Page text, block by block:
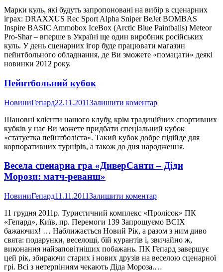
Марки куль, які будуть запропоновані на вибір в сценарних
іграх: DRAXXUS Rec Sport Alpha Sniper BeJet BOMBAS
Inspire BASIC Ammobox IceBox (Arctic Blue Paintballs) Meteor
Pro-Shar – вперше в Україні ще один виробник російських
куль. У день сценарних ігор буде працювати магазин
пейнтбольного обладнання, де Ви зможете «помацати» деякі
новинки 2012 року.
Пейнтбольний кубок
НовиниГепард22.11.2011Залишити коментар
Шановні клієнти нашого клубу, крім традиційних спортивних
кубків у нас Ви можете придбати спеціальний кубок
«статуетка пейнтболіста». Такий кубок добре підійде для
корпоративних турнірів, а також до дня народження.
Весела сценарна гра «ДиверСанти – Діди
Морози: матч-реванш»
НовиниГепард11.11.2011Залишити коментар
11 грудня 2011р. Туристичний комплекс «Пролісок» ПК
«Гепард», Київ, пр. Перемоги 139 Запрошуємо ВСІХ
бажаючих! … Наближається Новий Рік, а разом з ним диво
свята: подарунки, веселощі, бій курантів і, звичайно ж,
виконання найзаповітніших побажань. ПК Гепард завершує
цей рік, збираючи старих і нових друзів на веселою сценарної
грі. Всі з нетерпінням чекають Діда Мороза.…